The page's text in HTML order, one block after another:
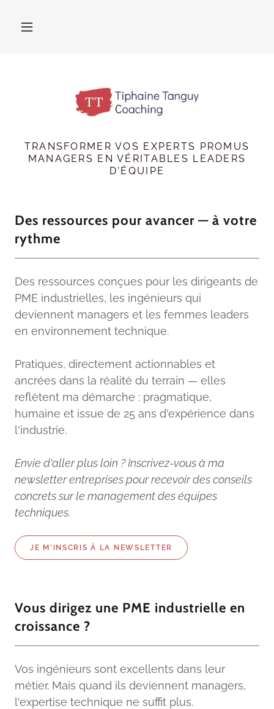
TRANSFORMER VOS EXPERTS PROMUS
MANAGERS EN VÉRITABLES LEADERS
D'ÉQUIPE
Des ressources pour avancer — à votre
rythme
Des ressources conçues pour les dirigeants de
PME industrielles, les ingénieurs qui
deviennent managers et les femmes leaders
en environnement technique.
Pratiques, directement actionnables et
ancrées dans la réalité du terrain — elles
reflètent ma démarche : pragmatique,
humaine et issue de 25 ans d'expérience dans
l'industrie.
Envie d'aller plus loin ? Inscrivez-vous à ma
newsletter entreprises pour recevoir des conseils
concrets sur le management des équipes
techniques.
JE M'INSCRIS À LA NEWSLETTER
Vous dirigez une PME industrielle en
croissance ?
Vos ingénieurs sont excellents dans leur
métier. Mais quand ils deviennent managers,
l'expertise technique ne suffit plus.